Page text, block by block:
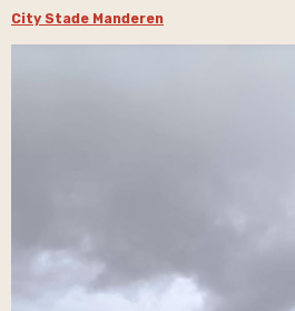
City Stade Manderen